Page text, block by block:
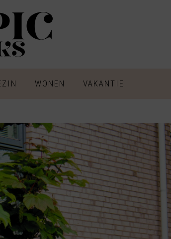
WONEN VAKANTIE